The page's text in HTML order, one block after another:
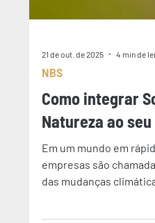
21 de out. de 2025 4 min de
NBS
Como integrar
Natureza ao